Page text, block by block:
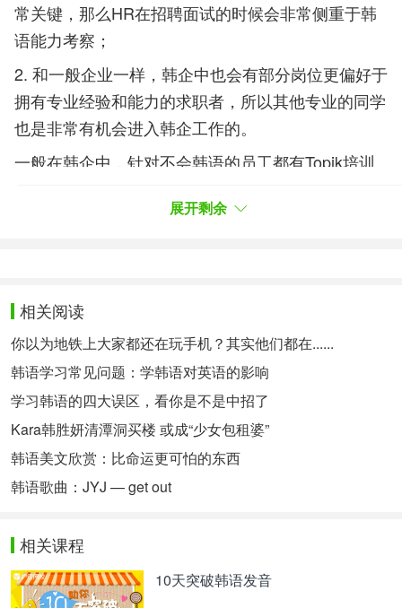
常关键，那么HR在招聘面试的时候会非常侧重于韩
语能力考察；
2. 和一般企业一样，韩企中也会有部分岗位更偏好于
拥有专业经验和能力的求职者，所以其他专业的同学
也是非常有机会进入韩企工作的。
一般在韩企中，针对不会韩语的员工都有Topik培训
的工资每个月会多一些。当然更重要的是会韩语你就
竞争力的。加油！
Q4.如何快速掌握职场韩语？
凌博老师：“职场韩语”这个名称值得考究，“职场”的
形式千万种，“职场韩语”是一个什么范围？
比如一个从事生产车间品质管理工作的人和一个专门
管人力资源招聘的人，每天用到的语言怎么可能一
别。
学习不要想着“一劳永逸”，学习职场韩语最好的方法
是学习一段时间韩语后，亲身到职场去实践，自己亲
展开剩余
相关阅读
你以为地铁上大家都还在玩手机？其实他们都在......
韩语学习常见问题：学韩语对英语的影响
学习韩语的四大误区，看你是不是中招了
Kara韩胜妍清潭洞买楼 或成“少女包租婆”
韩语美文欣赏：比命运更可怕的东西
韩语歌曲：JYJ — get out
相关课程
10天突破韩语发音